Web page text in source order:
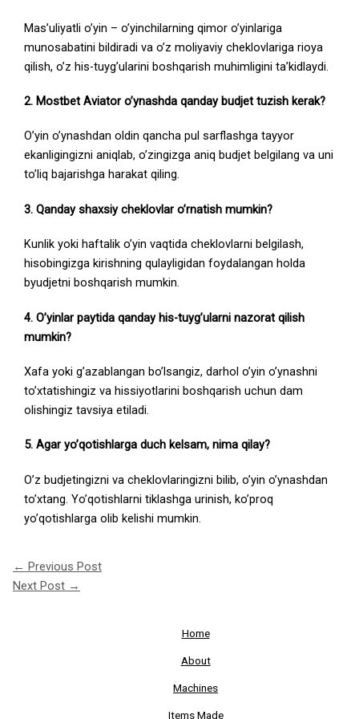
Mas’uliyatli o’yin – o’yinchilarning qimor o’yinlariga
munosabatini bildiradi va o’z moliyaviy cheklovlariga rioya
qilish, o’z his-tuyg’ularini boshqarish muhimligini ta’kidlaydi.
2. Mostbet Aviator o’ynashda qanday budjet tuzish kerak?
O’yin o’ynashdan oldin qancha pul sarflashga tayyor
ekanligingizni aniqlab, o’zingizga aniq budjet belgilang va uni
to’liq bajarishga harakat qiling.
3. Qanday shaxsiy cheklovlar o’rnatish mumkin?
Kunlik yoki haftalik o’yin vaqtida cheklovlarni belgilash,
hisobingizga kirishning qulayligidan foydalangan holda
byudjetni boshqarish mumkin.
4. O’yinlar paytida qanday his-tuyg’ularni nazorat qilish
mumkin?
Xafa yoki g’azablangan bo’lsangiz, darhol o’yin o’ynashni
to’xtatishingiz va hissiyotlarini boshqarish uchun dam
olishingiz tavsiya etiladi.
5. Agar yo’qotishlarga duch kelsam, nima qilay?
O’z budjetingizni va cheklovlaringizni bilib, o’yin o’ynashdan
to’xtang. Yo’qotishlarni tiklashga urinish, ko’proq
yo’qotishlarga olib kelishi mumkin.
← Previous Post
Next Post →
Home
About
Machines
Items Made